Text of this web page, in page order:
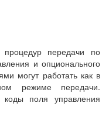
передачи по
и опционального
могут работать как в
режиме передачи.
коды поля управления